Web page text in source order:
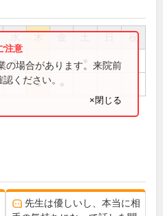
祝
●
●
の場合があります。来院前
ください。
×閉じる
先生は優しいし、本当に相